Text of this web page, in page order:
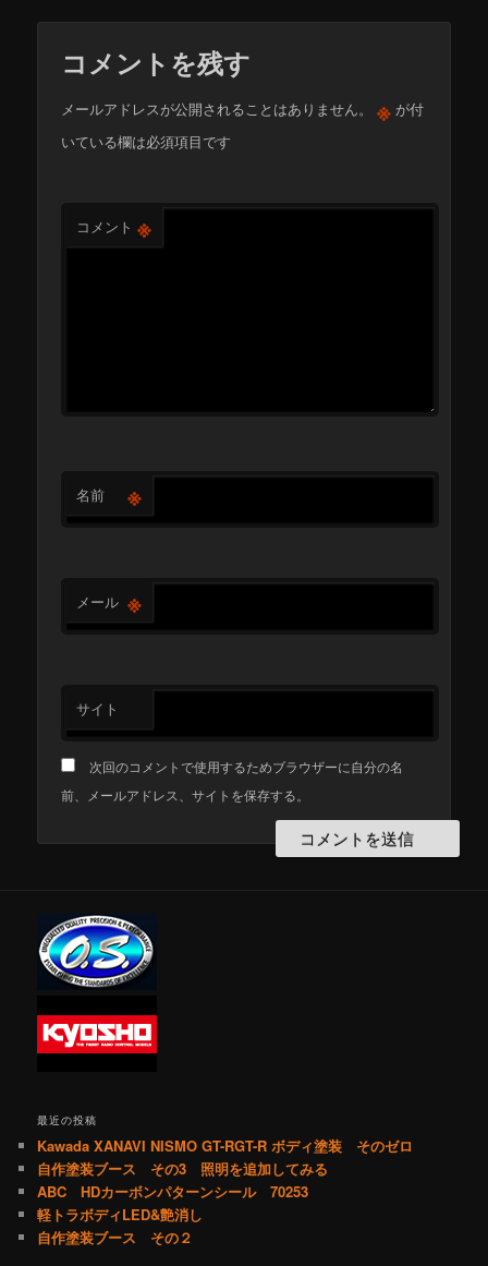
コメントを残す
メールアドレスが公開されることはありません。 ※ が付
いている欄は必須項目です
コメント ※
名前 ※
メール ※
サイト
次回のコメントで使用するためブラウザーに自分の名
前、メールアドレス、サイトを保存する。
最近の投稿
Kawada XANAVI NISMO GT-RGT-R ボディ塗装 そのゼロ
自作塗装ブース その3 照明を追加してみる
ABC HDカーボンパターンシール 70253
軽トラボディLED&艶消し
自作塗装ブース その２